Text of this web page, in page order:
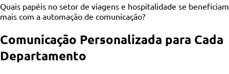
Quais papéis no setor de viagens e hospitalidade se beneficiam
mais com a automação de comunicação?
Comunicação Personalizada para Cada
Departamento